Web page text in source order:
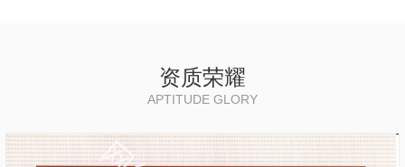
资质荣耀
APTITUDE GLORY